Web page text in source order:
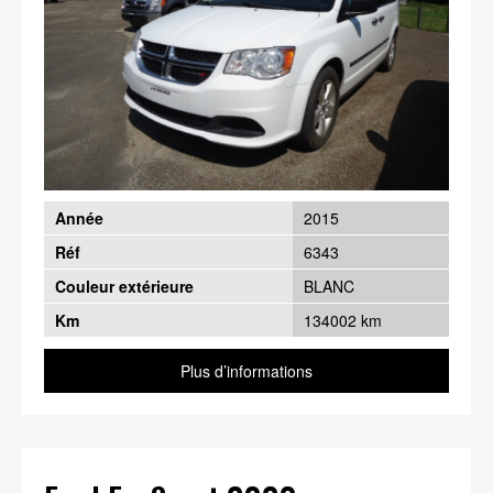
Année
2015
Réf
6343
Couleur extérieure
BLANC
Km
134002 km
Plus d’informations